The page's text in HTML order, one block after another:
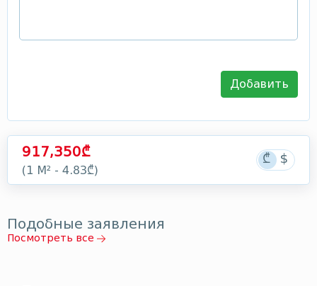
Добавить
917,350₾
(1 М² - 4.83₾)
Подобные заявления
Посмотреть все